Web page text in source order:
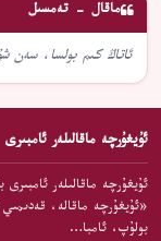
ماقال - تەمسىل
ئاتاڭ كىم بولسا، سەن
ئۇيغۇرچە ماقالىلەر ئامبىرى
ئۇيغۇرچە ماقالىلەر ئامبىرى
«ئۇيغۇرچە ماقالە،
بولۇپ، ئامبا…